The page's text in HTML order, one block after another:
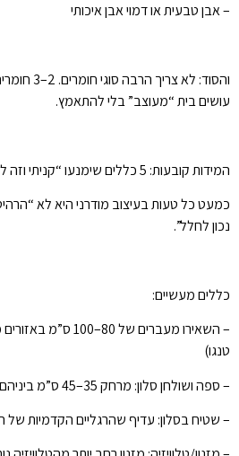
– אבן טבעית או דמוי אבן איכותי
והסוד: לא
עושים בית “מעוצב” בלי להתאמץ.
המידות קובעות: 5 כללים שימנעו “קניתי וזה לא יושב טוב”
כמעט כל טעות בעיצוב מודרני היא לא
נכון לחלל”.
כללים מעשיים:
– השאירו מעברים של
טנגו)
– ספה ושולחן סלון: מרחק 35–45 ס”מ ביניהם
– שטיח בסלון: עדיף שהרגליים הקדמיות של